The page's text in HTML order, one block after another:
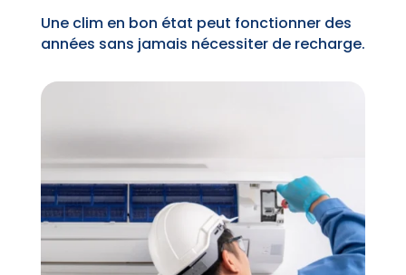
Une clim en bon état peut fonctionner des
années sans jamais nécessiter de recharge.